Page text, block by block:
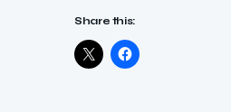
Share this: